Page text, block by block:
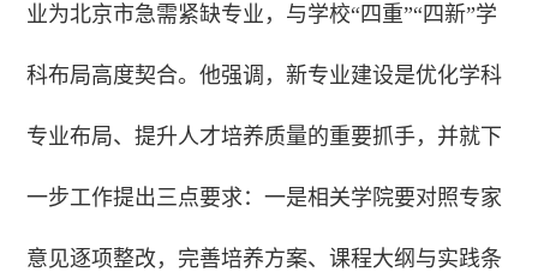
业为北京市急需紧缺专业，与学校“四重”“四新”学
科布局高度契合。他强调，新专业建设是优化学科
专业布局、提升人才培养质量的重要抓手，并就下
一步工作提出三点要求：一是相关学院要对照专家
意见逐项整改，完善培养方案、课程大纲与实践条